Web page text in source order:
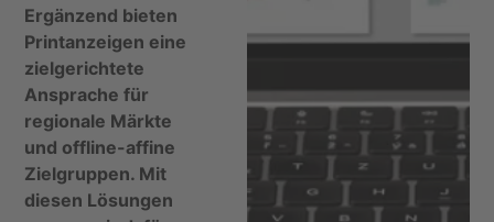
Ergänzend bieten
Printanzeigen eine
zielgerichtete
Ansprache für
regionale Märkte
und offline-affine
Zielgruppen. Mit
diesen Lösungen